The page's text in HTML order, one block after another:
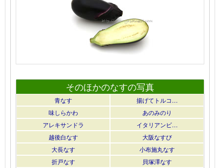
そのほかのなすの写真
青なす
揚げてトルコ…
味しらかわ
あのみのり
アレキサンドラ
イタリアンビ…
越後白なす
大阪なすび
大長なす
小布施丸なす
折戸なす
貝塚澤なす